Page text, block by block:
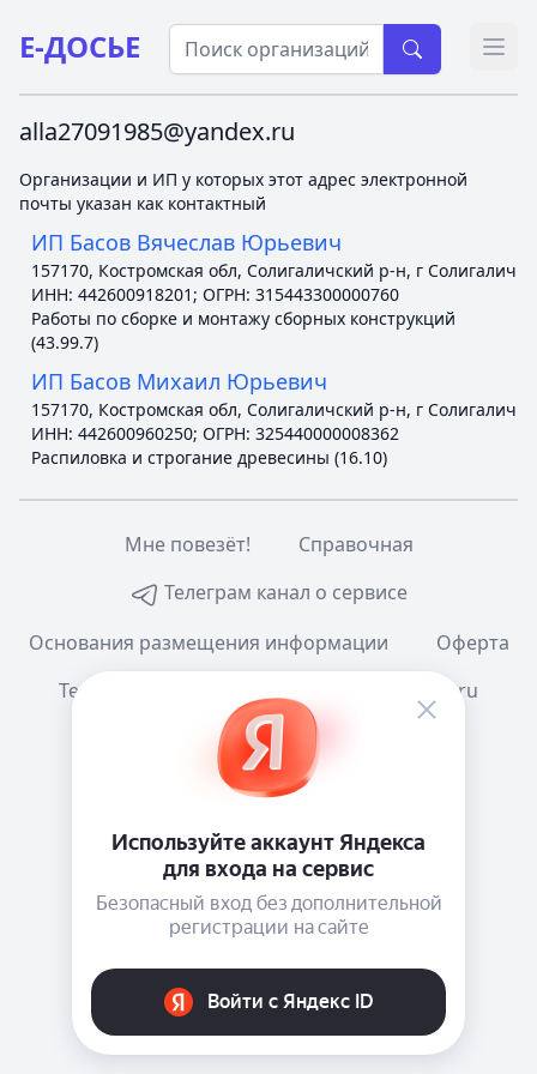
Е-ДОСЬЕ
alla27091985@yandex.ru
Организации и ИП у которых этот адрес электронной
почты указан как контактный
ИП Басов Вячеслав Юрьевич
157170, Костромская обл, Солигаличский р-н, г Солигалич
ИНН: 442600918201; ОГРН: 315443300000760
Работы по сборке и монтажу сборных конструкций
(43.99.7)
ИП Басов Михаил Юрьевич
157170, Костромская обл, Солигаличский р-н, г Солигалич
ИНН: 442600960250; ОГРН: 325440000008362
Распиловка и строгание древесины (16.10)
Мне повезёт!
Справочная
Телеграм канал о сервисе
Основания размещения информации
Оферта
Тема:
mail@e-ecolog.ru
Е-Досье, 2015-2026